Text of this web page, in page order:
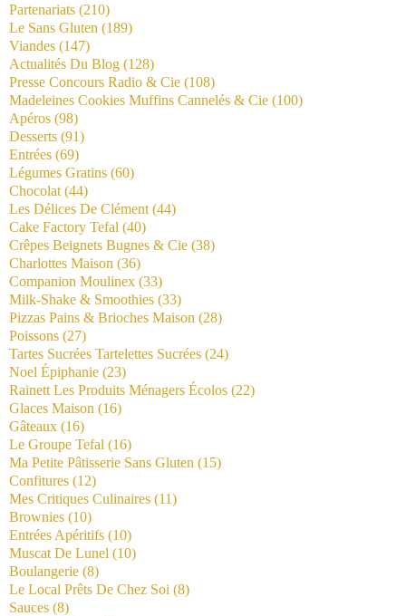
Partenariats (210)
Le Sans Gluten (189)
Viandes (147)
Actualités Du Blog (128)
Presse Concours Radio & Cie (108)
Madeleines Cookies Muffins Cannelés & Cie (100)
Apéros (98)
Desserts (91)
Entrées (69)
Légumes Gratins (60)
Chocolat (44)
Les Délices De Clément (44)
Cake Factory Tefal (40)
Crêpes Beignets Bugnes & Cie (38)
Charlottes Maison (36)
Companion Moulinex (33)
Milk-Shake & Smoothies (33)
Pizzas Pains & Brioches Maison (28)
Poissons (27)
Tartes Sucrées Tartelettes Sucrées (24)
Noel Épiphanie (23)
Rainett Les Produits Ménagers Écolos (22)
Glaces Maison (16)
Gâteaux (16)
Le Groupe Tefal (16)
Ma Petite Pâtisserie Sans Gluten (15)
Confitures (12)
Mes Critiques Culinaires (11)
Brownies (10)
Entrées Apéritifs (10)
Muscat De Lunel (10)
Boulangerie (8)
Le Local Prêts De Chez Soi (8)
Sauces (8)